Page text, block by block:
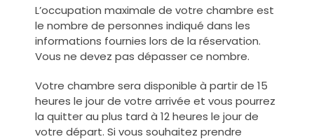
L’occupation maximale de votre chambre est
le nombre de personnes indiqué dans les
informations fournies lors de la réservation.
Vous ne devez pas dépasser ce nombre.
Votre chambre sera disponible à partir de 15
heures le jour de votre arrivée et vous pourrez
la quitter au plus tard à 12 heures le jour de
votre départ. Si vous souhaitez prendre